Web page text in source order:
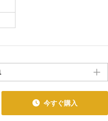
今すぐ購入